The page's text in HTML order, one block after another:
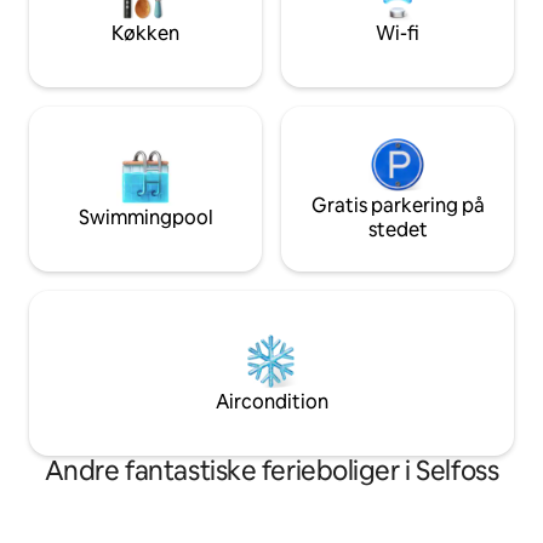
private skjul.
på dagen.
Køkken Wi-fi
Swimmingpool
Gratis parkering på
stedet
Aircondition
Andre fantastiske ferieboliger i Selfoss